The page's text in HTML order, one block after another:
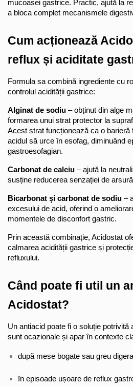
mucoasei gastrice. Practic, ajută la
a bloca complet mecanismele
Cum acționează
reflux și aciditate
Formula sa combină ingrediente cu
controlul acidității gastrice:
Alginat de sodiu – obținut din alge
formarea unui strat protector la
Acest strat funcționează ca o
acidul să urce în esofag, diminuând
gastroesofagian.
Carbonat de calciu – ajută la
susține reducerea senzației de
Bicarbonat și carbonat de sodiu –
excesului de acid, oferind o
momentele de disconfort gastric.
Prin această combinație, Acidostat
calmarea acidității gastrice și
refluxului.
Când poate fi util un
Acidostat?
Un antiacid poate fi o soluție
sunt ocazionale și apar în contexte
după mese bogate sau greu
în episoade ușoare de reflux